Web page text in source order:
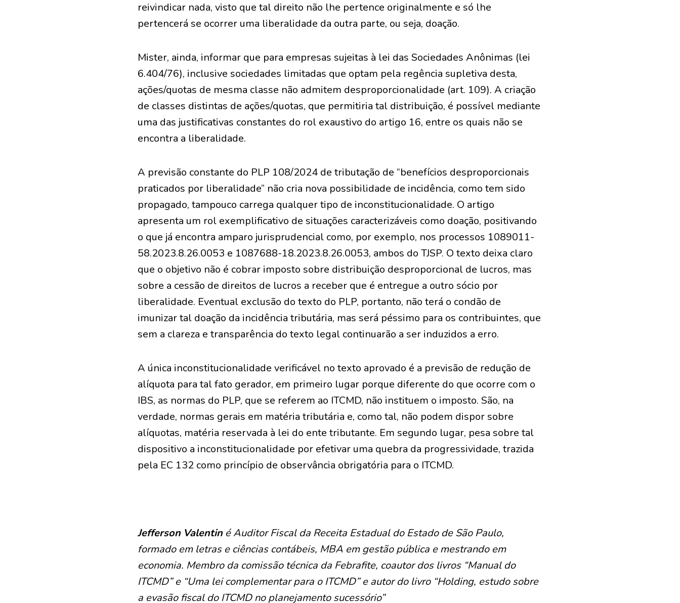
reivindicar nada, visto que tal direito não lhe pertence originalmente e só lhe
pertencerá se ocorrer uma liberalidade da outra parte, ou seja, doação.
Mister, ainda, informar que para empresas sujeitas à lei das Sociedades Anônimas (lei
6.404/76), inclusive sociedades limitadas que optam pela regência supletiva desta,
ações/quotas de mesma classe não admitem desproporcionalidade (art. 109). A criação
de classes distintas de ações/quotas, que permitiria tal distribuição, é possível mediante
uma das justificativas constantes do rol exaustivo do artigo 16, entre os quais não se
encontra a liberalidade.
A previsão constante do PLP 108/2024 de tributação de “benefícios desproporcionais
praticados por liberalidade” não cria nova possibilidade de incidência, como tem sido
propagado, tampouco carrega qualquer tipo de inconstitucionalidade. O artigo
apresenta um rol exemplificativo de situações caracterizáveis como doação, positivando
o que já encontra amparo jurisprudencial como, por exemplo, nos processos 1089011-
58.2023.8.26.0053 e 1087688-18.2023.8.26.0053, ambos do TJSP. O texto deixa claro
que o objetivo não é cobrar imposto sobre distribuição desproporcional de lucros, mas
sobre a cessão de direitos de lucros a receber que é entregue a outro sócio por
liberalidade. Eventual exclusão do texto do PLP, portanto, não terá o condão de
imunizar tal doação da incidência tributária, mas será péssimo para os contribuintes, que
sem a clareza e transparência do texto legal continuarão a ser induzidos a erro.
A única inconstitucionalidade verificável no texto aprovado é a previsão de redução de
alíquota para tal fato gerador, em primeiro lugar porque diferente do que ocorre com o
IBS, as normas do PLP, que se referem ao ITCMD, não instituem o imposto. São, na
verdade, normas gerais em matéria tributária e, como tal, não podem dispor sobre
alíquotas, matéria reservada à lei do ente tributante. Em segundo lugar, pesa sobre tal
dispositivo a inconstitucionalidade por efetivar uma quebra da progressividade, trazida
pela EC 132 como princípio de observância obrigatória para o ITCMD.
Jefferson Valentin é Auditor Fiscal da Receita Estadual do Estado de São Paulo,
formado em letras e ciências contábeis, MBA em gestão pública e mestrando em
economia. Membro da comissão técnica da Febrafite, coautor dos livros “Manual do
ITCMD” e “Uma lei complementar para o ITCMD” e autor do livro “Holding, estudo sobre
a evasão fiscal do ITCMD no planejamento sucessório”